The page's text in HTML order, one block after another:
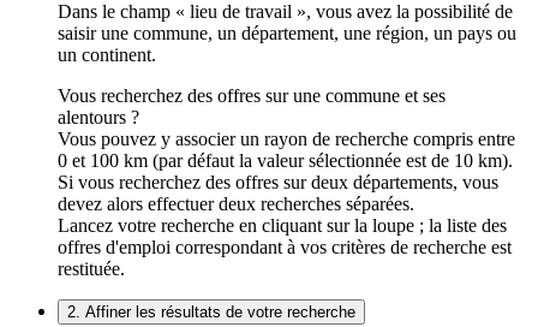
Dans le champ « lieu de travail », vous avez la possibilité de
saisir une commune, un département, une région, un pays ou
un continent.
Vous recherchez des offres sur une commune et ses
alentours ?
Vous pouvez y associer un rayon de recherche compris entre
0 et 100 km (par défaut la valeur sélectionnée est de 10 km).
Si vous recherchez des offres sur deux départements, vous
devez alors effectuer deux recherches séparées.
Lancez votre recherche en cliquant sur la loupe ; la liste des
offres d'emploi correspondant à vos critères de recherche est
restituée.
2. Affiner les résultats de votre recherche